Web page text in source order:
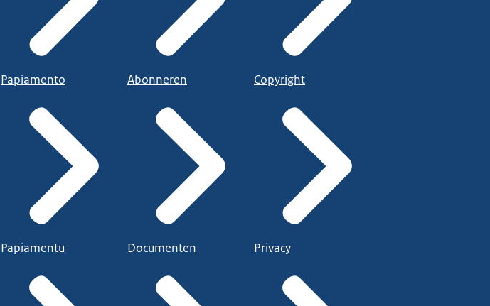
Papiamento
Papiamentu
Abonneren
Documenten
Copyright
Privacy